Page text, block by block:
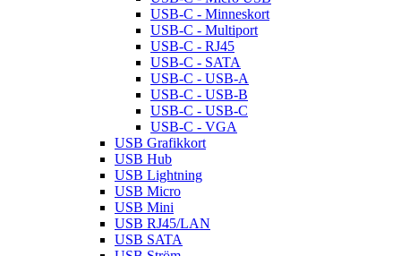
USB-C - Minneskort
USB-C - Multiport
USB-C - RJ45
USB-C - SATA
USB-C - USB-A
USB-C - USB-B
USB-C - USB-C
USB-C - VGA
USB Grafikkort
USB Hub
USB Lightning
USB Micro
USB Mini
USB RJ45/LAN
USB SATA